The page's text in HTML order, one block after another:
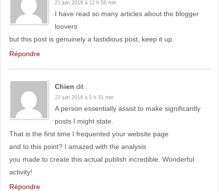
21 juin 2018 à 12 h 56 min
I have read so many articles about the blogger
loovers
but this post is genuinely a fastidious post, keep it up.
Répondre
Chien dit :
22 juin 2018 à 5 h 31 min
A person essentially assist to make significantly
posts I might state.
That is the first time I frequented your website page
and to this point? I amazed with the analysis
you made to create this actual publish incredible. Wonderful
activity!
Répondre